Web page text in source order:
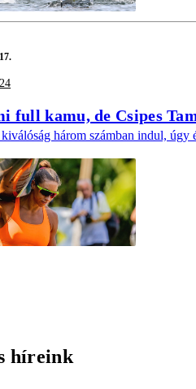
full kamu, de Csipes
három számban indul, úgy
híreink